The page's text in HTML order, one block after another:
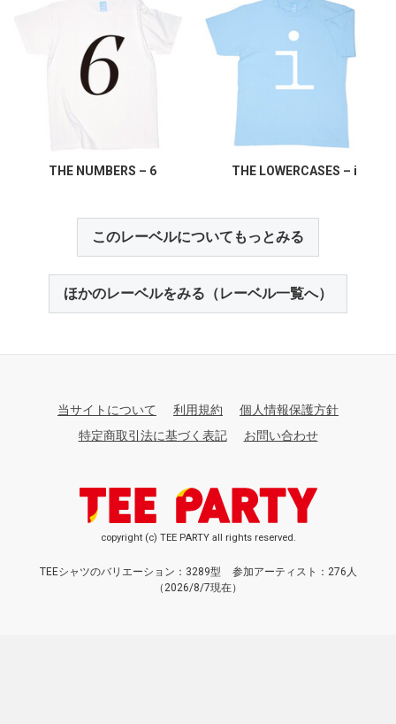
THE NUMBERS – 6 THE LOWERCASES – i
このレーベルについてもっとみる
ほかのレーベルをみる（レーベル一覧へ）
当サイトについて 利用規約
個人情報保護方針
特定商取引法に基づく表記
お問い合わせ
copyright (c) TEE PARTY all rights reserved.
TEEシャツのバリエーション：3289型
参加アーティスト：276人
（2026/8/7現在）